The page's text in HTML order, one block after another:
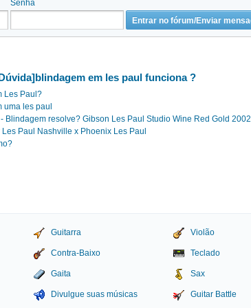
Senha
em les paul funciona ?
Les Paul?
uma les paul
Blindagem resolve? Gibson Les Paul Studio Wine Red Gold 2002
Paul Nashville x Phoenix Les Paul
Guitarra Violão
Contra-Baixo Teclado
Gaita Sax
Divulgue suas músicas Guitar Battle